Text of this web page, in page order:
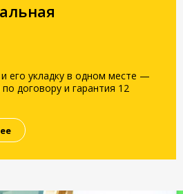
его укладку в одном месте —
договору и гарантия 12